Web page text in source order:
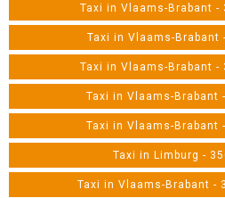
Taxi in Vlaams-Brabant -
Taxi in Vlaams-Brabant
Taxi in Vlaams-Brabant -
Taxi in Vlaams-Brabant
Taxi in Vlaams-Brabant
Taxi in Limburg -
Taxi in Vlaams-Brabant -